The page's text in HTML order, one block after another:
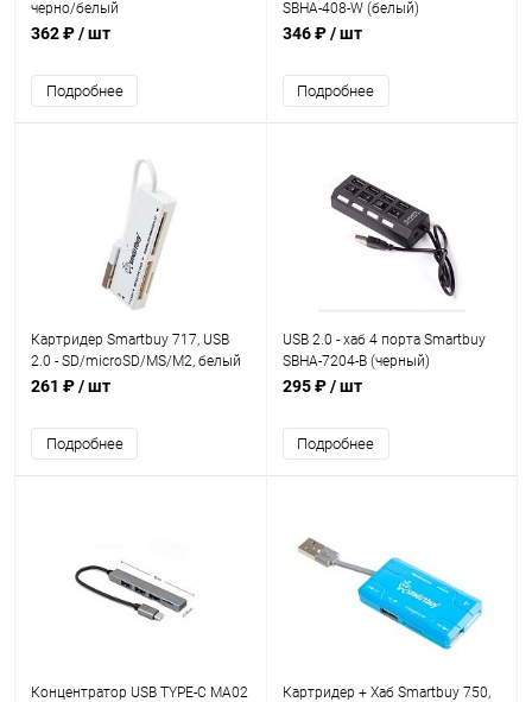
черно/белый
362 ₽/ шт
Подробнее
SBHA-408-W (белый)
346 ₽/ шт
Подробнее
Картридер Smartbuy 717, USB
2.0 - SD/microSD/MS/M2, белый
(SBR-717-W)
261 ₽/ шт
Подробнее
USB 2.0 - хаб 4 порта Smartbuy
SBHA-7204-B (черный)
295 ₽/ шт
Подробнее
Концентратор USB TYPE-C MA02
Картридер + Хаб Smartbuy 750,